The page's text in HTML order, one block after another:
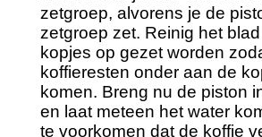
zetgroep, alvorens je de
zetgroep zet. Reinig het
kopjes op gezet worden
koffieresten onder aan de
komen. Breng nu de piston
en laat meteen het water
te voorkomen dat de koffie